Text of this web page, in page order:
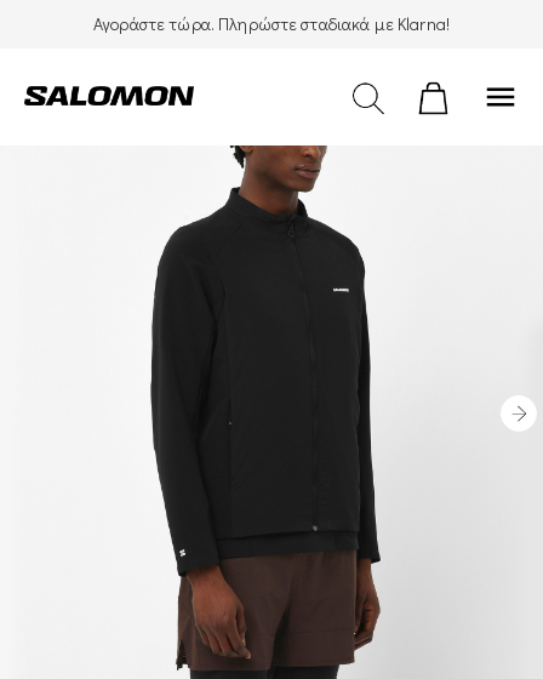
Αγοράστε τώρα. Πληρώστε σταδιακά με Klarna!
menu